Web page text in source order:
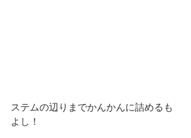
ステムの辺りまでかんかんに詰めるも
よし！